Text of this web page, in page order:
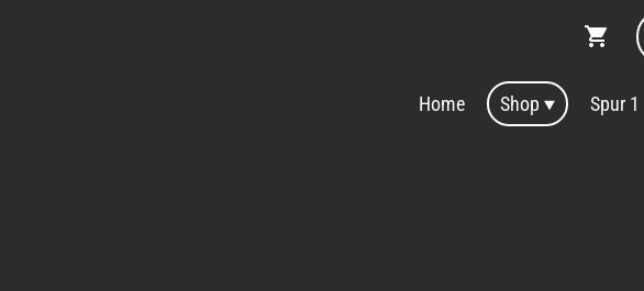
Home Shop Spur 1